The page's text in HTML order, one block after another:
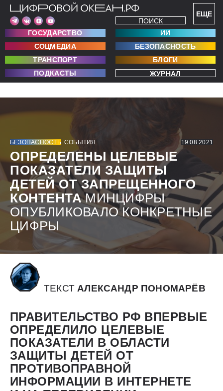
ЕЩЕ
ПОИСК
ГОСУДАРСТВО
ИИ
СОЦМЕДИА
БЕЗОПАСНОСТЬ
ТРАНСПОРТ
БЛОГИ
ПОДКАСТЫ
ЖУРНАЛ
БЕЗОПАСНОСТЬ СОБЫТИЯ 19.08.2021
ОПРЕДЕЛЕНЫ ЦЕЛЕВЫЕ
ПОКАЗАТЕЛИ ЗАЩИТЫ
ДЕТЕЙ ОТ ЗАПРЕЩЕННОГО
КОНТЕНТАМИНЦИФРЫ
ОПУБЛИКОВАЛО КОНКРЕТНЫЕ
ЦИФРЫ
ТЕКСТ АЛЕКСАНДР ПОНОМАРЁВ
ПРАВИТЕЛЬСТВО РФ ВПЕРВЫЕ
ОПРЕДЕЛИЛО ЦЕЛЕВЫЕ
ПОКАЗАТЕЛИ В ОБЛАСТИ
ЗАЩИТЫ ДЕТЕЙ ОТ
ПРОТИВОПРАВНОЙ
ИНФОРМАЦИИ В ИНТЕРНЕТЕ